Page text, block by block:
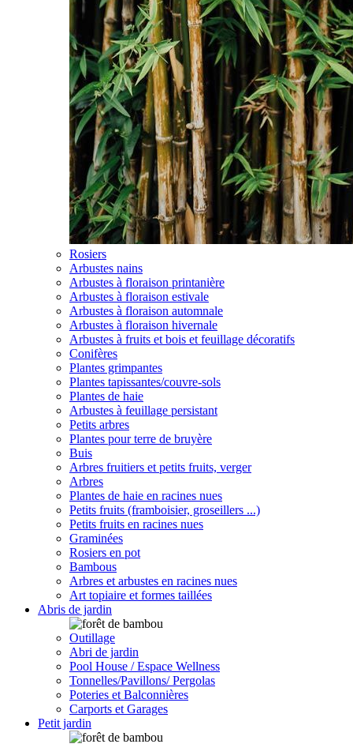
Rosiers
Arbustes nains
Arbustes à floraison printanière
Arbustes à floraison estivale
Arbustes à floraison automnale
Arbustes à floraison hivernale
Arbustes à fruits et bois et feuillage décoratifs
Conifères
Plantes grimpantes
Plantes tapissantes/couvre-sols
Plantes de haie
Arbustes à feuillage persistant
Petits arbres
Plantes pour terre de bruyère
Buis
Arbres fruitiers et petits fruits, verger
Arbres
Plantes de haie en racines nues
Petits fruits (framboisier, groseillers ...)
Petits fruits en racines nues
Graminées
Rosiers en pot
Bambous
Arbres et arbustes en racines nues
Art topiaire et formes taillées
Abris de jardin
Outillage
Abri de jardin
Pool House / Espace Wellness
Tonnelles/Pavillons/ Pergolas
Poteries et Balconnières
Carports et Garages
Petit jardin